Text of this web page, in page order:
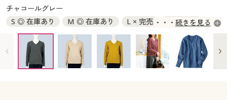
大きいサイズ 事務・制服
カタログ・チラシからのご注文
デジタルカタログ
カタログ無料プレゼント
カタログ無料プレゼント
会員メニュー
チャコールグレー
S ◎ 在庫あり
M ◎ 在庫あり L × 完売
LL × 完売
3L × 完売
続きを見る